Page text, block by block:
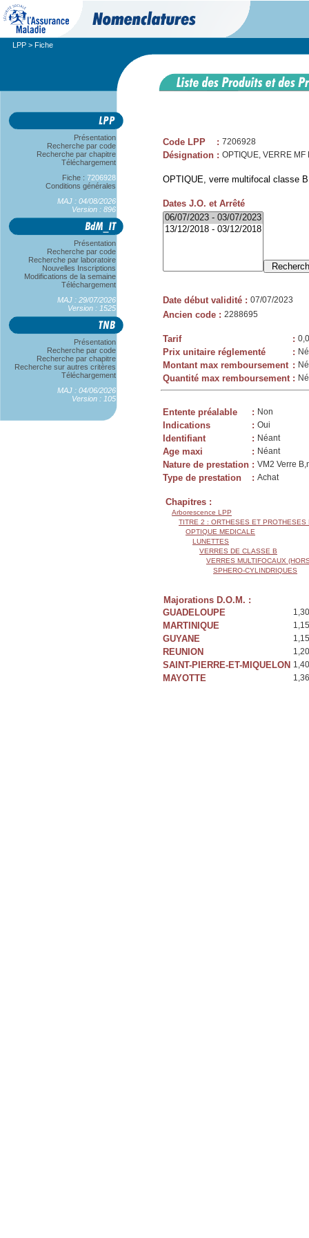
LPP > Fiche
Présentation
Recherche par code
Recherche par chapitre
Téléchargement
Fiche : 7206928
Conditions générales
MAJ : 04/08/2026
Version : 896
Présentation
Recherche par code
Recherche par laboratoire
Nouvelles Inscriptions
Modifications de la semaine
Téléchargement
MAJ : 29/07/2026
Version : 1525
Présentation
Recherche par code
Recherche par chapitre
Recherche sur autres critères
Téléchargement
MAJ : 04/06/2026
Version : 105
Code LPP : 7206928
Désignation : OPTIQUE, VERRE MF
OPTIQUE, verre multifocal classe
Dates J.O. et Arrêté
Date début validité : 07/07/2023
Ancien code : 2288695
Tarif :
Prix unitaire réglementé :
Montant max remboursement :
Quantité max remboursement :
Entente préalable : Non
Indications : Oui
Identifiant : Néant
Age maxi : Néant
Nature de prestation : VM2 Verre
Type de prestation : Achat
Chapitres :
Arborescence LPP
TITRE 2 : ORTHESES ET PROTHESES
OPTIQUE MEDICALE
LUNETTES
VERRES DE CLASSE B
VERRES MULTIFOCAUX
SPHERO-CYLINDRIQUES
Majorations D.O.M. :
GUADELOUPE
MARTINIQUE
GUYANE
REUNION
SAINT-PIERRE-ET-MIQUELON
MAYOTTE